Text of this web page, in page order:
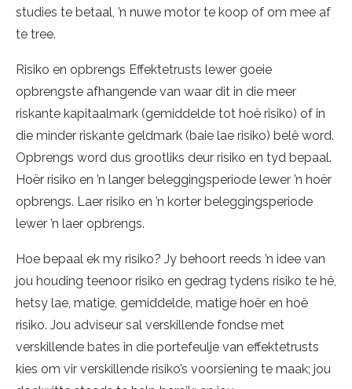
studies te betaal, ’n nuwe motor te koop of om mee af
te tree.
Risiko en opbrengs Effektetrusts lewer goeie
opbrengste afhangende van waar dit in die meer
riskante kapitaalmark (gemiddelde tot hoë risiko) of in
die minder riskante geldmark (baie lae risiko) belê word.
Opbrengs word dus grootliks deur risiko en tyd bepaal.
Hoër risiko en ’n langer beleggingsperiode lewer ’n hoër
opbrengs. Laer risiko en ’n korter beleggingsperiode
lewer ’n laer opbrengs.
Hoe bepaal ek my risiko? Jy behoort reeds ’n idee van
jou houding teenoor risiko en gedrag tydens risiko te hê,
hetsy lae, matige, gemiddelde, matige hoër en hoë
risiko. Jou adviseur sal verskillende fondse met
verskillende bates in die portefeulje van effektetrusts
kies om vir verskillende risiko’s voorsiening te maak; jou